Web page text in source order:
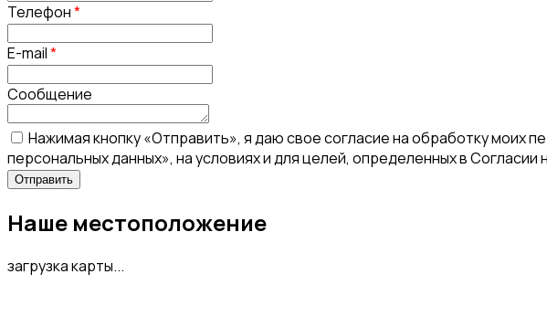
Телефон*
E-mail*
Сообщение
Нажимая кнопку «Отправить», я даю свое согласие на обработку моих
персональных данных», на условиях и для целей, определенных в
Наше местоположение
загрузка карты...